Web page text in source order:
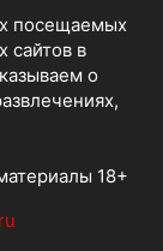
посещаемых
сайтов в
о
18+